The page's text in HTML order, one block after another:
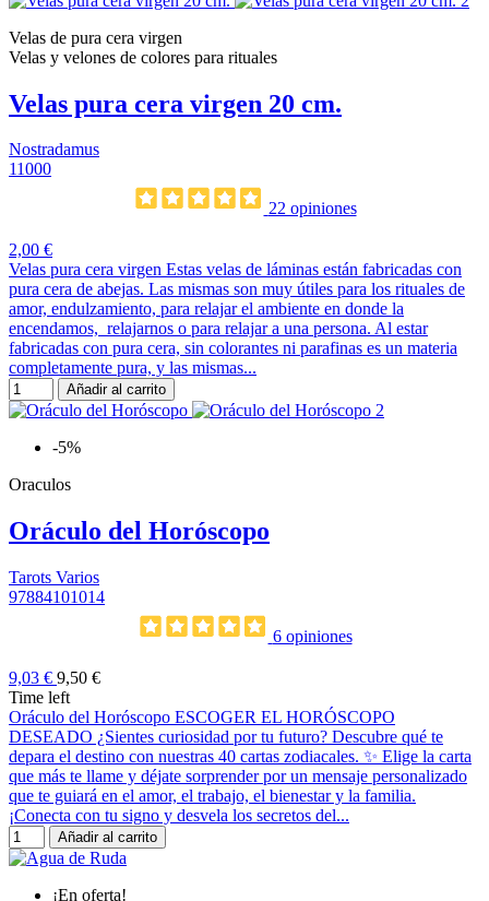
Velas de pura cera virgen
Velas y velones de colores para rituales
Velas pura cera virgen 20 cm.
Nostradamus
11000
22 opiniones
2,00 €
Velas pura cera virgen Estas velas de láminas están fabricadas con
pura cera de abejas. Las mismas son muy útiles para los rituales de
amor, endulzamiento, para relajar el ambiente en donde la
encendamos, relajarnos o para relajar a una persona. Al estar
fabricadas con pura cera, sin colorantes ni parafinas es un materia
completamente pura, y las mismas...
Añadir al carrito
-5%
Oraculos
Oráculo del Horóscopo
Tarots Varios
97884101014
6 opiniones
9,03 € 9,50 €
Time left
Oráculo del Horóscopo ESCOGER EL HORÓSCOPO
DESEADO ¿Sientes curiosidad por tu futuro? Descubre qué te
depara el destino con nuestras 40 cartas zodiacales. ✨ Elige la carta
que más te llame y déjate sorprender por un mensaje personalizado
que te guiará en el amor, el trabajo, el bienestar y la familia.
¡Conecta con tu signo y desvela los secretos del...
Añadir al carrito
¡En oferta!